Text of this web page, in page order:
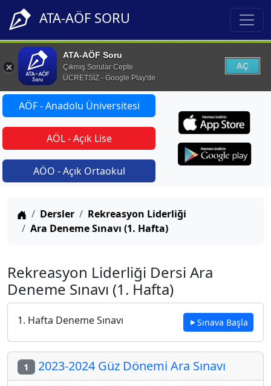
ATA-AÖF SORU
ATA-AÖF Soru
Çıkmış Sorular Cepte
ÜCRETSİZ - Google Play'de
AÇ
AÖF - Anadolu Üniversitesi
AÖL - Açık Lise
AÖO - Açık Ortaokul
Anasayfa
Dersler
Rekreasyon Liderliği
Ara Deneme Sınavı (1. Hafta)
Rekreasyon Liderliği Dersi Ara
Deneme Sınavı (1. Hafta)
1. Hafta Deneme Sınavı Sınava Başla
1 2023-2024 Güz Dönemi Ara Sınavı